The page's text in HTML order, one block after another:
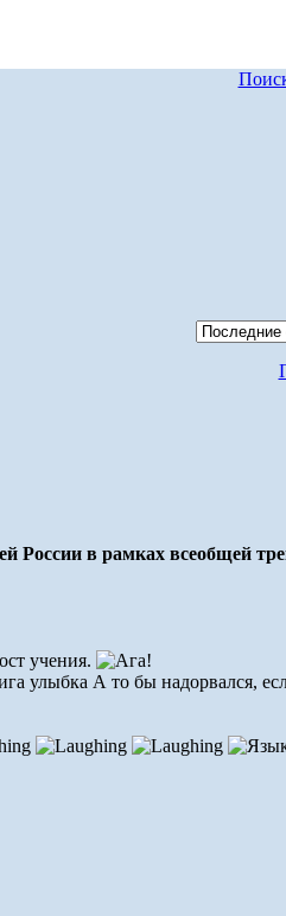
в рамках всеобщей
учения.
А то бы надорвался,